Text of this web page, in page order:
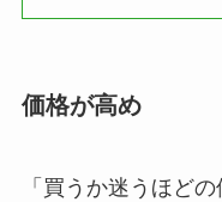
価格が高め
「買うか迷うほど